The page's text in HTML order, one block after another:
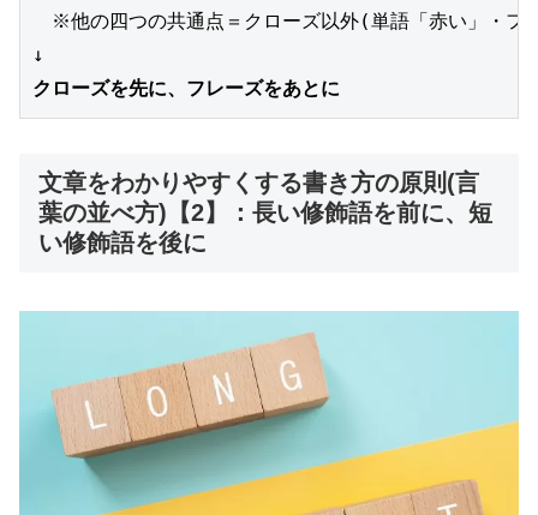
※他の四つの共通点＝クローズ以外(単語「赤い」・フ
↓
クローズを先に、フレーズをあとに
文章をわかりやすくする書き方の原則(言
葉の並べ方)【2】：長い修飾語を前に、短
い修飾語を後に